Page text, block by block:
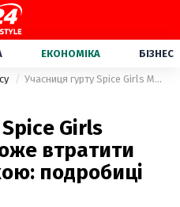
ЕКОНОМІКА БІЗНЕС
Учасниця гурту Spice Girls Мелані Браун може втратити опіку над донькою: подробиці
Girls
втратити
подробиці